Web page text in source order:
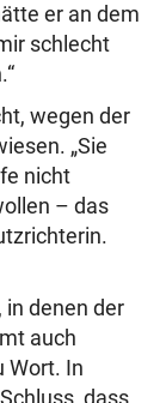
er an dem
schlecht
wegen der
„Sie
nicht
– das
in denen der
auch
Wort. In
dass